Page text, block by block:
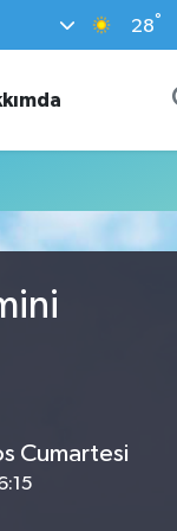
28°
Cumartesi